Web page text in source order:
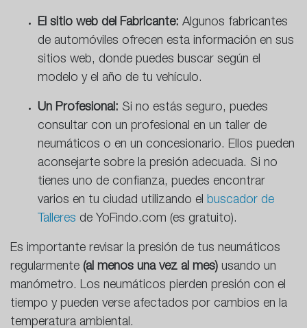
El sitio web del Fabricante: Algunos fabricantes
de automóviles ofrecen esta información en sus
sitios web, donde puedes buscar según el
modelo y el año de tu vehículo.
Un Profesional: Si no estás seguro, puedes
consultar con un profesional en un taller de
neumáticos o en un concesionario. Ellos pueden
aconsejarte sobre la presión adecuada. Si no
tienes uno de confianza, puedes encontrar
varios en tu ciudad utilizando el buscador de
Talleres de YoFindo.com (es gratuito).
Es importante revisar la presión de tus neumáticos
regularmente (al menos una vez al mes) usando un
manómetro. Los neumáticos pierden presión con el
tiempo y pueden verse afectados por cambios en la
temperatura ambiental.